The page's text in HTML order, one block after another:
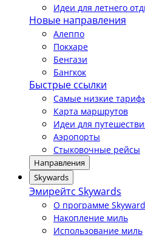
Идеи для летнего
Новые направления
Алеппо
Покхаре
Бенгази
Бангкок
Быстрые ссылки
Самые низкие
Карта маршрутов
Идеи для
Аэропорты
Стыковочные рейсы
Направления
Skywards
Эмирейтс Skywards
О программе
Накопление миль
Использование миль